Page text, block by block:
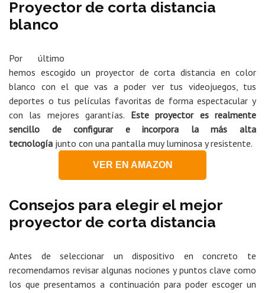
Proyector de corta distancia
blanco
Por último
hemos escogido un proyector de corta distancia en color
blanco con el que vas a poder ver tus videojuegos, tus
deportes o tus películas favoritas de forma espectacular y
con las mejores garantías. Este proyector es realmente
sencillo de configurar e incorpora la más alta
tecnología junto con una pantalla muy luminosa y resistente.
VER EN AMAZON
Consejos para elegir el mejor
proyector de corta distancia
Antes de seleccionar un dispositivo en concreto te
recomendamos revisar algunas nociones y puntos clave como
los que presentamos a continuación para poder escoger un